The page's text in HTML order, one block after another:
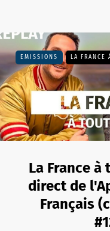
EMISSIONS LA FRANCE
La France à
direct de
Français